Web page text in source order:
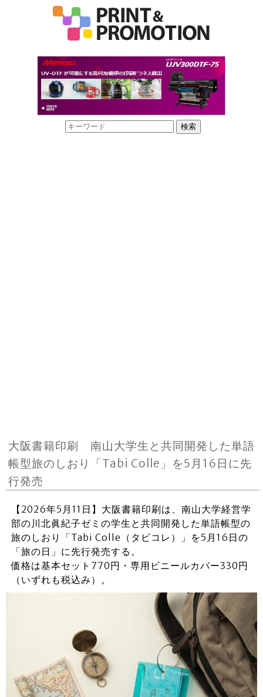
大阪書籍印刷 南山大学生と共同開発した単語
帳型旅のしおり「Tabi Colle」を5月16日に先
行発売
【2026年5月11日】大阪書籍印刷は、南山大学経営学
部の川北眞紀子ゼミの学生と共同開発した単語帳型の
旅のしおり「Tabi Colle（タビコレ）」を5月16日の
「旅の日」に先行発売する。
価格は基本セット770円・専用ビニールカバー330円
（いずれも税込み）。